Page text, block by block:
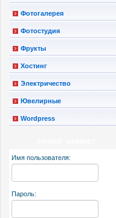
Фотогалерея
Фотостудия
Фрукты
Хостинг
Электричество
Ювелирные
Wordpress
Имя пользователя:
Пароль: